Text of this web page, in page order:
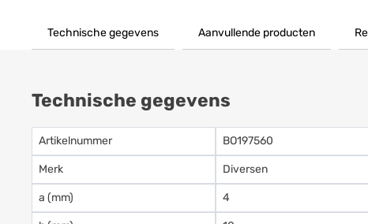
Technische gegevens Aanvullende producten
Technische gegevens
Artikelnummer BO197560
Merk Diversen
a (mm) 4